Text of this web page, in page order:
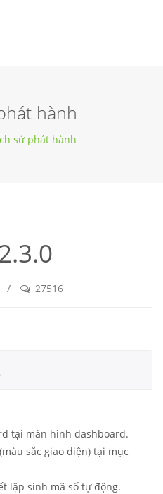
hành
sử phát hành
/ 27516
tại màn hình dashboard.
sắc giao diện) tại mục
lập sinh mã số tự động.